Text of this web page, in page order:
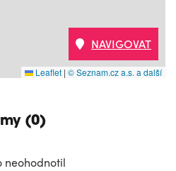
Leaflet | © Seznam.cz a.s. a další
NAVIGOVAT
(0)
neohodnotil